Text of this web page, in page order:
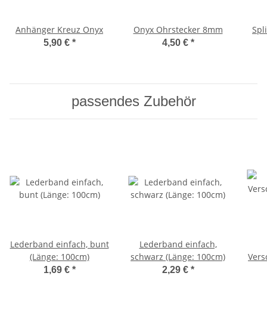
Anhänger Kreuz Onyx
5,90 € *
Onyx Ohrstecker 8mm
4,50 € *
passendes Zubehör
Lederband einfach, bunt
(Länge: 100cm)
1,69 € *
Lederband einfach,
schwarz (Länge: 100cm)
2,29 € *